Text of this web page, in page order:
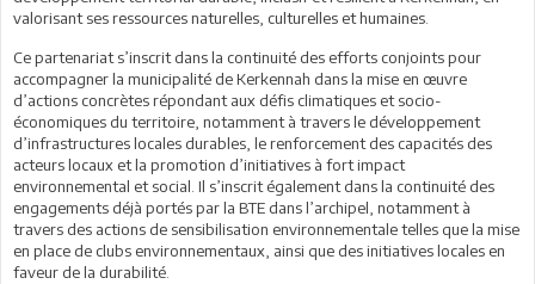
valorisant ses ressources naturelles, culturelles et humaines.
Ce partenariat s’inscrit dans la continuité des efforts conjoints pour
accompagner la municipalité de Kerkennah dans la mise en œuvre
d’actions concrètes répondant aux défis climatiques et socio-
économiques du territoire, notamment à travers le développement
d’infrastructures locales durables, le renforcement des capacités des
acteurs locaux et la promotion d’initiatives à fort impact
environnemental et social. Il s’inscrit également dans la continuité des
engagements déjà portés par la BTE dans l’archipel, notamment à
travers des actions de sensibilisation environnementale telles que la mise
en place de clubs environnementaux, ainsi que des initiatives locales en
faveur de la durabilité.